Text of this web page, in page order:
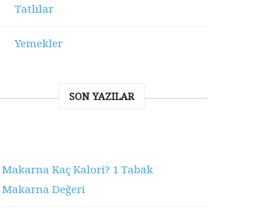
Tatlılar
Yemekler
SON YAZILAR
Makarna Kaç Kalori? 1 Tabak
Makarna Değeri